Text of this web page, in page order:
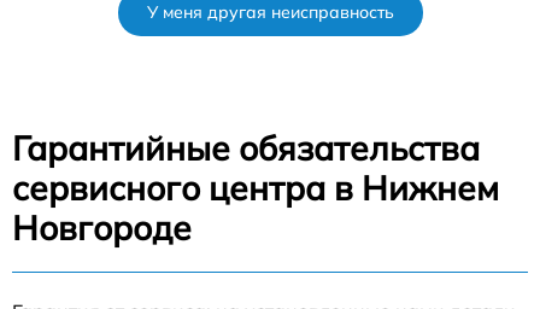
У меня другая неисправность
Гарантийные обязательства
сервисного центра в Нижнем
Новгороде